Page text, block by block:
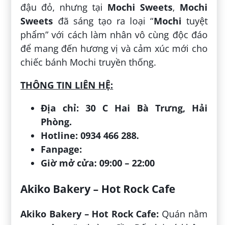
đậu đỏ, nhưng tại Mochi Sweets, Mochi
Sweets đã sáng tạo ra loại “Mochi tuyệt
phẩm” với cách làm nhân vô cùng độc đáo
để mang đến hương vị và cảm xúc mới cho
chiếc bánh Mochi truyền thống.
THÔNG TIN LIÊN HỆ:
Địa chỉ: 30 C Hai Bà Trưng, Hải
Phòng.
Hotline: 0934 466 288.
Fanpage:
Giờ mở cửa: 09:00 – 22:00
Akiko Bakery – Hot Rock Cafe
Akiko Bakery – Hot Rock Cafe: Quán nằm